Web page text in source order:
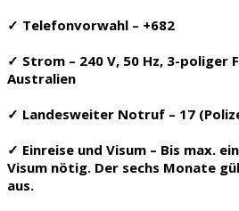
✓ Telefonvorwahl – +682
✓ Strom – 240 V, 50 Hz, 3-poliger
Australien
✓ Landesweiter Notruf – 17
✓ Einreise und Visum – Bis max.
Visum nötig. Der sechs Monate
aus.